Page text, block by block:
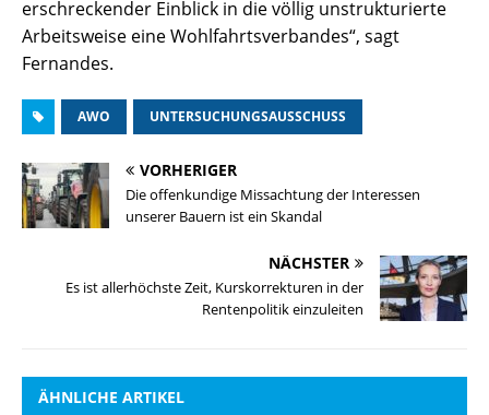
erschreckender Einblick in die völlig unstrukturierte
Arbeitsweise eine Wohlfahrtsverbandes“, sagt
Fernandes.
AWO UNTERSUCHUNGSAUSSCHUSS
VORHERIGER
Die offenkundige Missachtung der Interessen
unserer Bauern ist ein Skandal
NÄCHSTER
Es ist allerhöchste Zeit, Kurskorrekturen in der
Rentenpolitik einzuleiten
ÄHNLICHE ARTIKEL